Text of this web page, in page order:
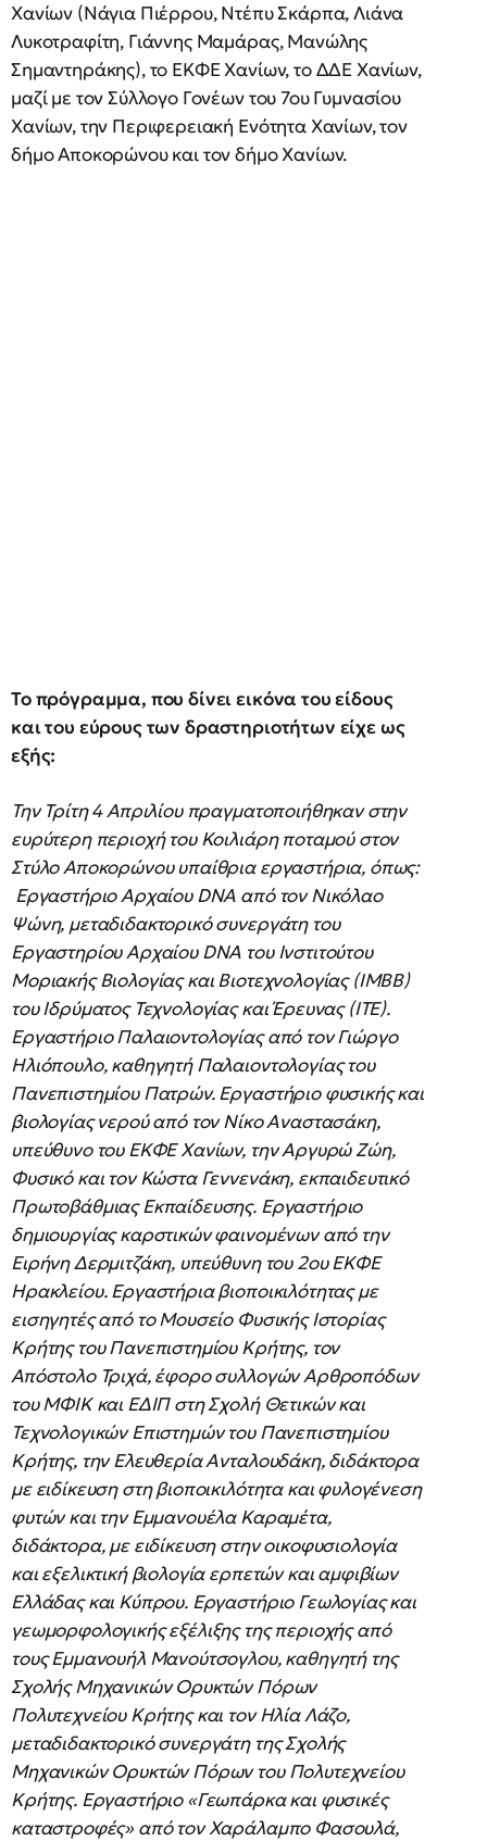
Χανίων (Νάγια Πιέρρου, Ντέπυ Σκάρπα, Λιάνα
Λυκοτραφίτη, Γιάννης Μαμάρας, Μανώλης
Σημαντηράκης), το ΕΚΦΕ Χανίων, το ΔΔΕ Χανίων,
μαζί με τον Σύλλογο Γονέων του 7ου Γυμνασίου
Χανίων, την Περιφερειακή Ενότητα Χανίων, τον
δήμο Αποκορώνου και τον δήμο Χανίων.
Το πρόγραμμα, που δίνει εικόνα του είδους
και του εύρους των δραστηριοτήτων είχε ως
εξής:
Την Τρίτη 4 Απριλίου πραγματοποιήθηκαν στην
ευρύτερη περιοχή του Κοιλιάρη ποταμού στον
Στύλο Αποκορώνου υπαίθρια εργαστήρια, όπως:
Εργαστήριο Aρχαίου DNA από τον Νικόλαο
Ψώνη, μεταδιδακτορικό συνεργάτη του
Εργαστηρίου Αρχαίου DNA του Ινστιτούτου
Μοριακής Βιολογίας και Βιοτεχνολογίας (ΙΜΒΒ)
του Ιδρύματος Τεχνολογίας και Έρευνας (ITE).
Εργαστήριο Παλαιοντολογίας από τον Γιώργο
Ηλιόπουλο, καθηγητή Παλαιοντολογίας του
Πανεπιστημίου Πατρών. Εργαστήριο φυσικής και
βιολογίας νερού από τον Νίκο Αναστασάκη,
υπεύθυνο του ΕΚΦΕ Χανίων, την Αργυρώ Ζώη,
Φυσικό και τον Κώστα Γεννενάκη, εκπαιδευτικό
Πρωτοβάθμιας Εκπαίδευσης. Εργαστήριο
δημιουργίας καρστικών φαινομένων από την
Ειρήνη Δερμιτζάκη, υπεύθυνη του 2ου ΕΚΦΕ
Ηρακλείου. Εργαστήρια βιοποικιλότητας με
εισηγητές από το Μουσείο Φυσικής Ιστορίας
Κρήτης του Πανεπιστημίου Κρήτης, τον
Απόστολο Τριχά, έφορο συλλογών Αρθροπόδων
του ΜΦΙΚ και ΕΔΙΠ στη Σχολή Θετικών και
Τεχνολογικών Επιστημών του Πανεπιστημίου
Κρήτης, την Ελευθερία Ανταλουδάκη, διδάκτορα
με ειδίκευση στη βιοποικιλότητα και φυλογένεση
φυτών και την Εμμανουέλα Καραμέτα,
διδάκτορα, με ειδίκευση στην οικοφυσιολογία
και εξελικτική βιολογία ερπετών και αμφιβίων
Ελλάδας και Κύπρου. Εργαστήριο Γεωλογίας και
γεωμορφολογικής εξέλιξης της περιοχής από
τους Εμμανουήλ Μανούτσογλου, καθηγητή της
Σχολής Μηχανικών Ορυκτών Πόρων
Πολυτεχνείου Κρήτης και τον Ηλία Λάζο,
μεταδιδακτορικό συνεργάτη της Σχολής
Μηχανικών Ορυκτών Πόρων του Πολυτεχνείου
Κρήτης. Εργαστήριο «Γεωπάρκα και φυσικές
καταστροφές» από τον Χαράλαμπο Φασουλά,